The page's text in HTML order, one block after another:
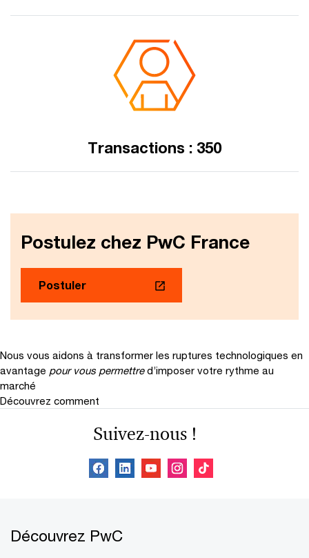
Transactions : 350
Postulez chez PwC France
Postuler
Nous vous aidons à transformer les ruptures technologiques en
avantage pour vous permettre d’imposer votre rythme au
marché
Découvrez comment
Suivez-nous !
Découvrez PwC